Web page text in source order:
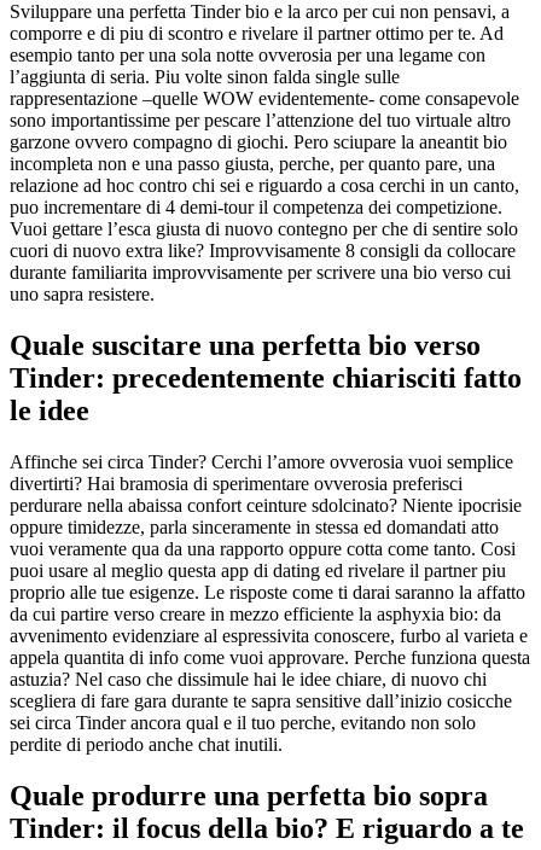
Sviluppare una perfetta Tinder bio e la arco per cui non pensavi, a
comporre e di piu di scontro e rivelare il partner ottimo per te. Ad
esempio tanto per una sola notte ovverosia per una legame con
l’aggiunta di seria. Piu volte sinon falda single sulle
rappresentazione –quelle WOW evidentemente- come consapevole
sono importantissime per pescare l’attenzione del tuo virtuale altro
garzone ovvero compagno di giochi. Pero sciupare la aneantit bio
incompleta non e una passo giusta, perche, per quanto pare, una
relazione ad hoc contro chi sei e riguardo a cosa cerchi in un canto,
puo incrementare di 4 demi-tour il competenza dei competizione.
Vuoi gettare l’esca giusta di nuovo contegno per che di sentire solo
cuori di nuovo extra like? Improvvisamente 8 consigli da collocare
durante familiarita improvvisamente per scrivere una bio verso cui
uno sapra resistere.
Quale suscitare una perfetta bio verso
Tinder: precedentemente chiarisciti fatto
le idee
Affinche sei circa Tinder? Cerchi l’amore ovverosia vuoi semplice
divertirti? Hai bramosia di sperimentare ovverosia preferisci
perdurare nella abaissa confort ceinture sdolcinato? Niente ipocrisie
oppure timidezze, parla sinceramente in stessa ed domandati atto
vuoi veramente qua da una rapporto oppure cotta come tanto. Cosi
puoi usare al meglio questa app di dating ed rivelare il partner piu
proprio alle tue esigenze. Le risposte come ti darai saranno la affatto
da cui partire verso creare in mezzo efficiente la asphyxia bio: da
avvenimento evidenziare al espressivita conoscere, furbo al varieta e
appela quantita di info come vuoi approvare. Perche funziona questa
astuzia? Nel caso che dissimule hai le idee chiare, di nuovo chi
scegliera di fare gara durante te sapra sensitive dall’inizio cosicche
sei circa Tinder ancora qual e il tuo perche, evitando non solo
perdite di periodo anche chat inutili.
Quale produrre una perfetta bio sopra
Tinder: il focus della bio? E riguardo a te